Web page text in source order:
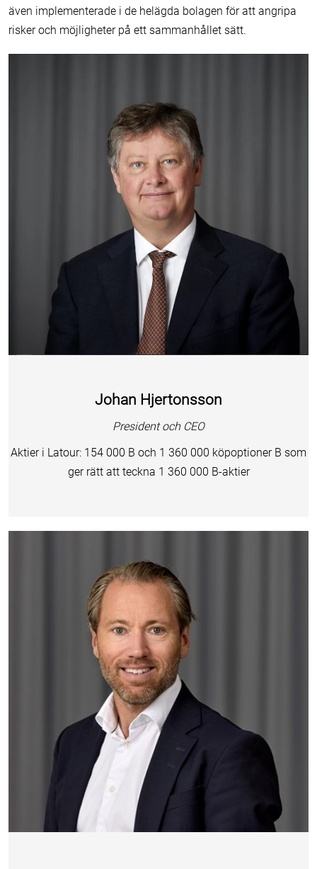
även implementerade i de helägda bolagen för att angripa
risker och möjligheter på ett sammanhållet sätt.
Johan Hjertonsson
President och CEO
Aktier i Latour: 154 000 B och 1 360 000 köpoptioner B som
ger rätt att teckna 1 360 000 B-aktier